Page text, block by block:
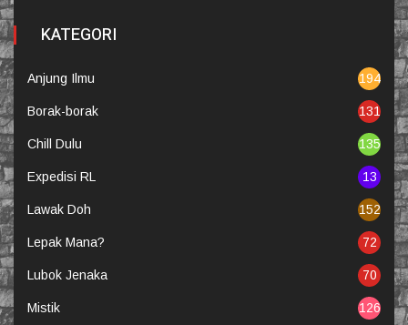
KATEGORI
Anjung Ilmu 194
Borak-borak 131
Chill Dulu 135
Expedisi RL 13
Lawak Doh 152
Lepak Mana? 72
Lubok Jenaka 70
Mistik 126